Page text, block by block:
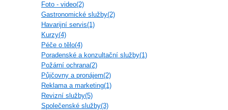
Foto - video(2)
Gastronomické služby(2)
Havarijní servis(1)
Kurzy(4)
Péče o tělo(4)
Poradenské a konzultační služby(1)
Požární ochrana(2)
Půjčovny a pronájem(2)
Reklama a marketing(1)
Revizní služby(5)
Společenské služby(3)